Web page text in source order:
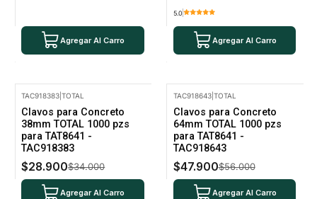
Agregar Al Carro
5.0
Agregar Al Carro
TAC918383 |TOTAL
Clavos para Concreto
38mm TOTAL 1000 pzs
para TAT8641 -
TAC918383
$28.900$34.000
Agregar Al Carro
TAC918643| TOTAL
Clavos para Concreto
64mm TOTAL 1000 pzs
para TAT8641 -
TAC918643
$47.900$56.000
Agregar Al Carro